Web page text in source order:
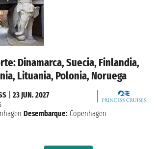
Dinamarca, Suecia, Finlandia,
Lituania, Polonia, Noruega
23 JUN. 2027
Desembarque: Copenhagen